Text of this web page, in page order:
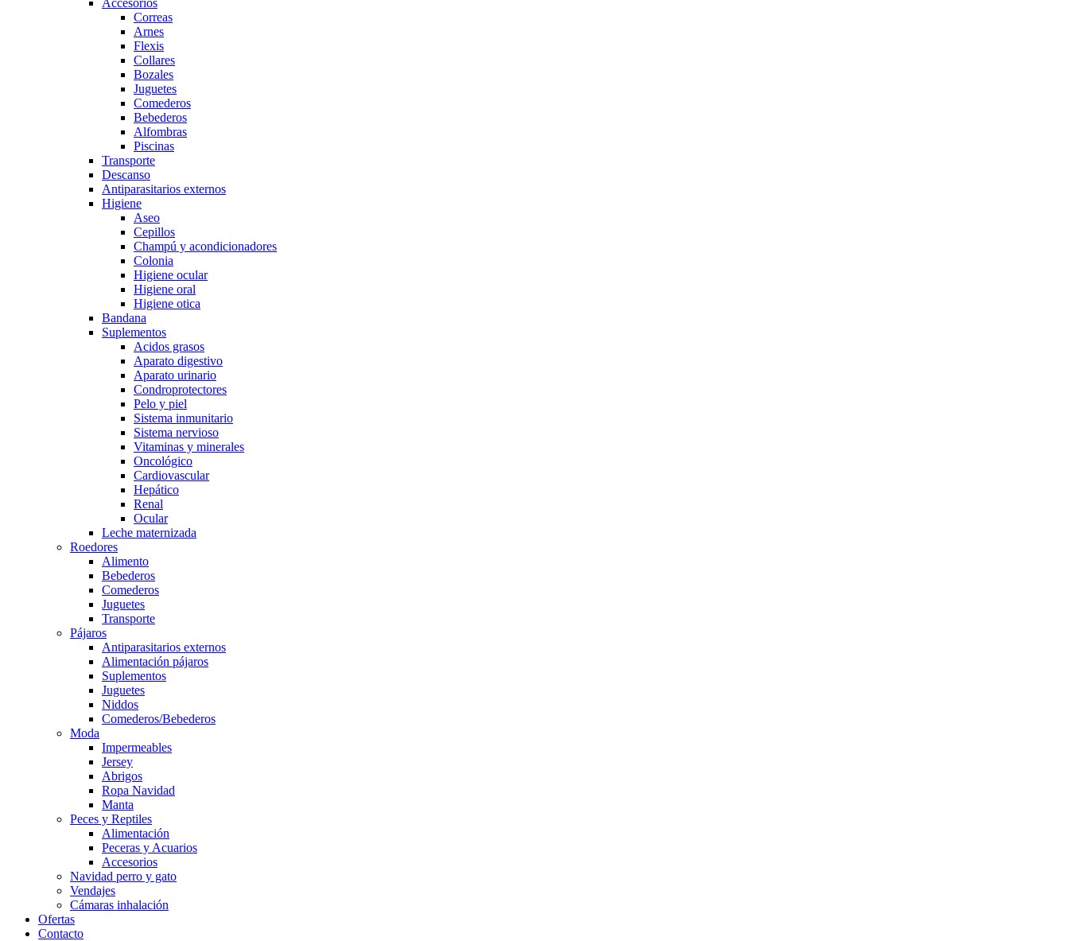
Accesorios
Correas
Arnes
Flexis
Collares
Bozales
Juguetes
Comederos
Bebederos
Alfombras
Piscinas
Transporte
Descanso
Antiparasitarios externos
Higiene
Aseo
Cepillos
Champú y acondicionadores
Colonia
Higiene ocular
Higiene oral
Higiene otica
Bandana
Suplementos
Acidos grasos
Aparato digestivo
Aparato urinario
Condroprotectores
Pelo y piel
Sistema inmunitario
Sistema nervioso
Vitaminas y minerales
Oncológico
Cardiovascular
Hepático
Renal
Ocular
Leche maternizada
Roedores
Alimento
Bebederos
Comederos
Juguetes
Transporte
Pájaros
Antiparasitarios externos
Alimentación pájaros
Suplementos
Juguetes
Niddos
Comederos/Bebederos
Moda
Impermeables
Jersey
Abrigos
Ropa Navidad
Manta
Peces y Reptiles
Alimentación
Peceras y Acuarios
Accesorios
Navidad perro y gato
Vendajes
Cámaras inhalación
Ofertas
Contacto